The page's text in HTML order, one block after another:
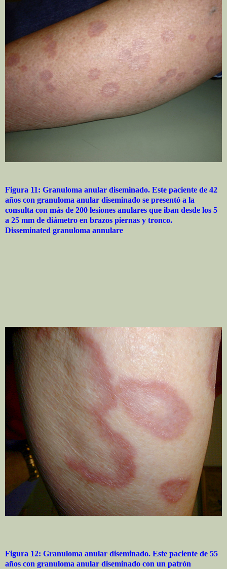
Figura 11: Granuloma anular diseminado. Este paciente de 42
años con granuloma anular diseminado se presentó a la
consulta con más de 200 lesiones anulares que iban desde los 5
a 25 mm de diámetro en brazos piernas y tronco.
Disseminated granuloma annulare
Figura 12: Granuloma anular diseminado. Este paciente de 55
años con granuloma anular diseminado con un patrón